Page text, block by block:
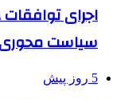
اجرای توافقات
سیاست
5 روز پیش